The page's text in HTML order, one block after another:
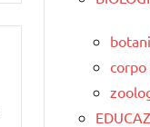
corpo